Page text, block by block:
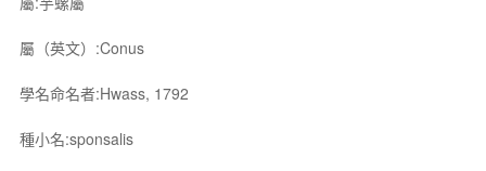
屬（英文）:Conus
學名命名者:Hwass, 1792
種小名:sponsalis